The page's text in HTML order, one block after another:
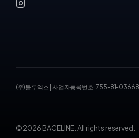
(주)블루엑스 사업자등록번호: 755-81-03668
© 2026 BACELINE. All rights reserved.